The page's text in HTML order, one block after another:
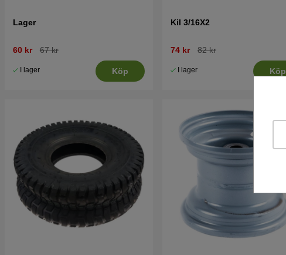
Lager
60 kr 67 kr
I lager Köp
Kil 3/16X2
74 kr 82 kr
I lager Köp